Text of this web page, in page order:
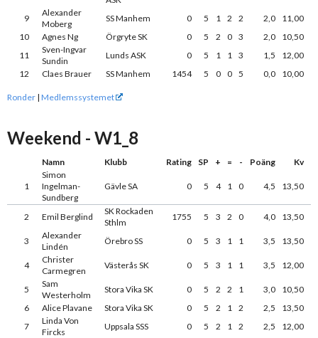
9
Alexander
Moberg
SS Manhem 0 5 1 2 2 2,0
11,00
10
Agnes Ng Örgryte SK 0 5 2 0 3 2,0
10,50
11
Sven-Ingvar
Sundin
Lunds ASK 0 5 1 1 3 1,5
12,00
12
Claes Brauer SS Manhem 1454 5 0 0 5 0,0 10,00
Ronder | Medlemssystemet
Weekend - W1_8
Namn Klubb Rating SP + = - Poäng Kv
1
Simon
Ingelman-
Sundberg
Gävle SA 0 5 4 1 0 4,5 13,50
2 Emil Berglind
SK Rockaden
Sthlm
1755 5 3 2 0 4,0 13,50
3
Alexander
Lindén
Örebro SS 0 5 3 1 1 3,5 13,50
4
Christer
Carmegren
Västerås SK 0 5 3 1 1 3,5 12,00
5
Sam
Westerholm
Stora Vika SK 0 5 2 2 1 3,0
10,50
6
Alice Plavane Stora Vika SK 0 5 2 1 2 2,5
13,50
7
Linda Von
Fircks
Uppsala SSS 0 5 2 1 2 2,5 12,00